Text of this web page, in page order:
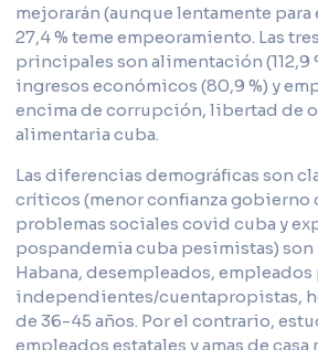
mejorarán (aunque lentamente para
27,4 % teme empeoramiento. Las
principales son alimentación (112,9
ingresos económicos (80,9 %) y
encima de corrupción, libertad de
alimentaria cuba.
Las diferencias demográficas son
críticos (menor confianza gobierno
problemas sociales covid cuba y
pospandemia cuba pesimistas) son
Habana, desempleados,
independientes/cuentapropistas,
de 36-45 años. Por el contrario,
empleados estatales y amas de casa